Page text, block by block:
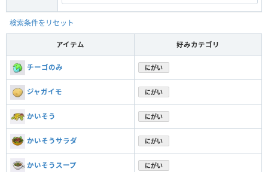
検索条件をリセット
アイテム 好みカテゴリ
チーゴのみ にがい
ジャガイモ にがい
かいそう にがい
かいそうサラダ にがい
かいそうスープ にがい